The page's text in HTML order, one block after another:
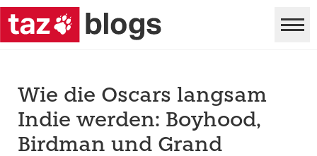
Wie die Oscars langsam
Indie werden: Boyhood,
Birdman und Grand